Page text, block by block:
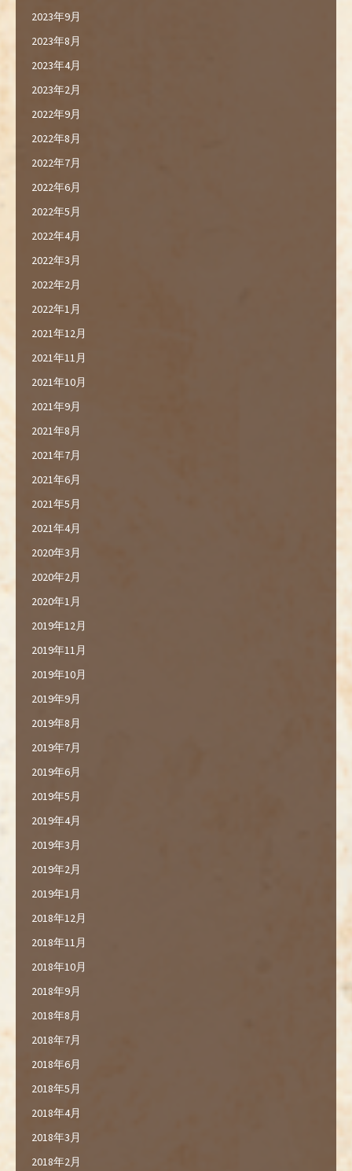
2023年9月
2023年8月
2023年4月
2023年2月
2022年9月
2022年8月
2022年7月
2022年6月
2022年5月
2022年4月
2022年3月
2022年2月
2022年1月
2021年12月
2021年11月
2021年10月
2021年9月
2021年8月
2021年7月
2021年6月
2021年5月
2021年4月
2020年3月
2020年2月
2020年1月
2019年12月
2019年11月
2019年10月
2019年9月
2019年8月
2019年7月
2019年6月
2019年5月
2019年4月
2019年3月
2019年2月
2019年1月
2018年12月
2018年11月
2018年10月
2018年9月
2018年8月
2018年7月
2018年6月
2018年5月
2018年4月
2018年3月
2018年2月